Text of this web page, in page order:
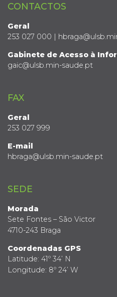
CONTACTOS
Geral
253 027 000 |
Gabinete de Acesso à
gaic@ulsb.min-saude.pt
FAX
Geral
253 027 999
E-mail
hbraga@ulsb.min-saude.pt
SEDE
Morada
Sete Fontes – São Victor
4710-243 Braga
Coordenadas GPS
Latitude: 41º 34’ N
Longitude: 8º 24’ W